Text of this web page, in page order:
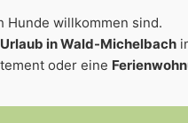
Hunde willkommen sind.
Urlaub in Wald-Michelbach
oder eine